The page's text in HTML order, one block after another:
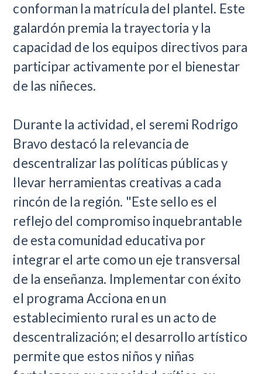
conforman la matrícula del plantel. Este
galardón premia la trayectoria y la
capacidad de los equipos directivos para
participar activamente por el bienestar
de las niñeces.
Durante la actividad, el seremi Rodrigo
Bravo destacó la relevancia de
descentralizar las políticas públicas y
llevar herramientas creativas a cada
rincón de la región. "Este sello es el
reflejo del compromiso inquebrantable
de esta comunidad educativa por
integrar el arte como un eje transversal
de la enseñanza. Implementar con éxito
el programa Acciona en un
establecimiento rural es un acto de
descentralización; el desarrollo artístico
permite que estos niños y niñas